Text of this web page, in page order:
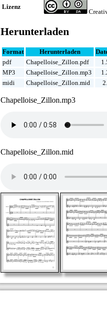
Lizenz
Herunterladen
Format Herunterladen
pdf
Chapelloise_Zillon.pdf
MP3
Chapelloise_Zillon.mp3
midi
Chapelloise_Zillon.mid
Chapelloise_Zillon.mp3
Chapelloise_Zillon.mid